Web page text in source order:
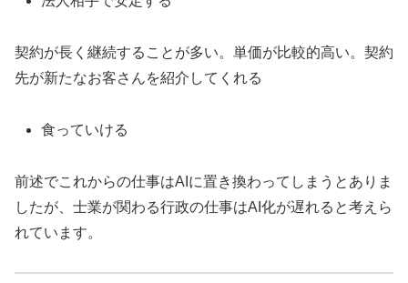
契約が長く継続することが多い。単価が比較的高い。契約
先が新たなお客さんを紹介してくれる
食っていける
前述でこれからの仕事はAIに置き換わってしまうとありま
したが、士業が関わる行政の仕事はAI化が遅れると考えら
れています。